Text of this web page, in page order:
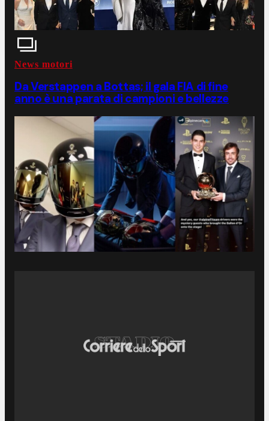
News motori
Da Verstappen a Bottas; il gala FIA di fine
anno è una parata di campioni e bellezze